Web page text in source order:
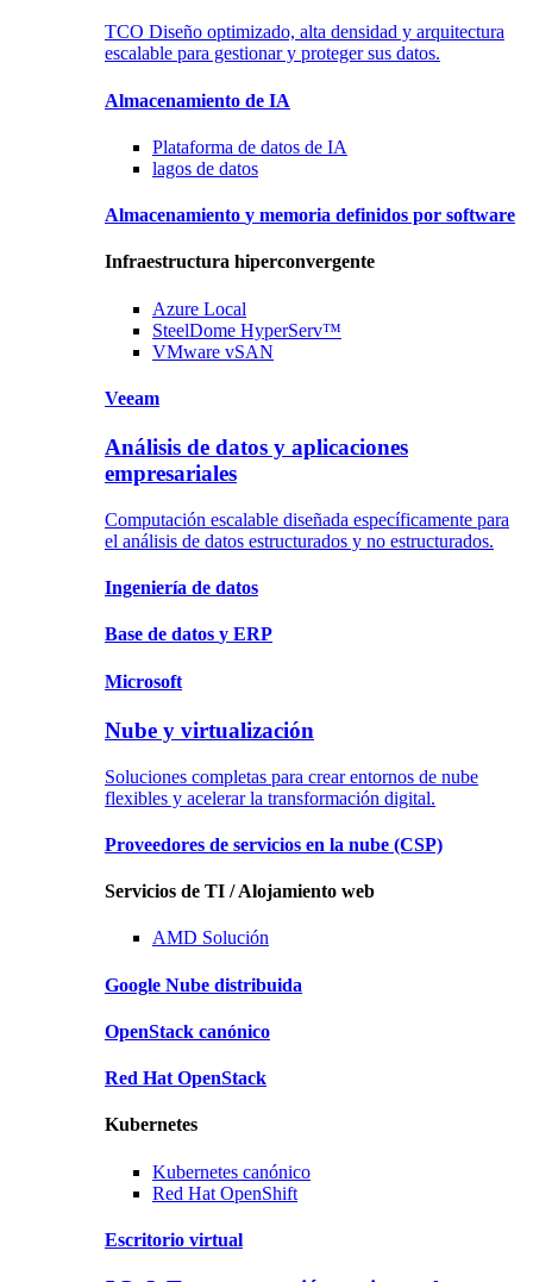
TCO Diseño optimizado, alta densidad y arquitectura
escalable para gestionar y proteger sus datos.
Almacenamiento de IA
Plataforma de datos de IA
lagos de datos
Almacenamiento y memoria definidos por software
Infraestructura hiperconvergente
Azure Local
SteelDome HyperServ™
VMware vSAN
Veeam
Análisis de datos y aplicaciones
empresariales
Computación escalable diseñada específicamente para
el análisis de datos estructurados y no estructurados.
Ingeniería de datos
Base de datos y ERP
Microsoft
Nube y virtualización
Soluciones completas para crear entornos de nube
flexibles y acelerar la transformación digital.
Proveedores de servicios en la nube (CSP)
Servicios de TI / Alojamiento web
AMD Solución
Google Nube distribuida
OpenStack canónico
Red Hat OpenStack
Kubernetes
Kubernetes canónico
Red Hat OpenShift
Escritorio virtual